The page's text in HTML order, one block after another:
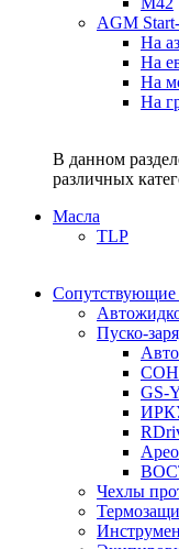
AGM
На
На
На
На
В данном
различных
Масла
TLP
Сопутствующие
Пуско-
GS-
Чехлы